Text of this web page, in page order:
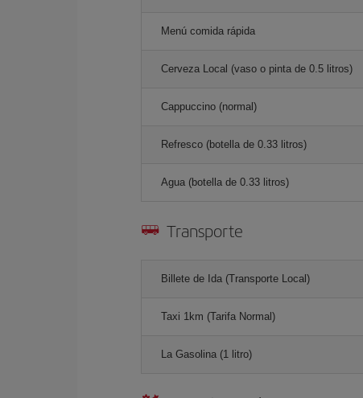
Menú comida rápida
Cerveza Local (vaso o pinta de 0.5 litros)
Cappuccino (normal)
Refresco (botella de 0.33 litros)
Agua (botella de 0.33 litros)
Transporte
Billete de Ida (Transporte Local)
Taxi 1km (Tarifa Normal)
La Gasolina (1 litro)